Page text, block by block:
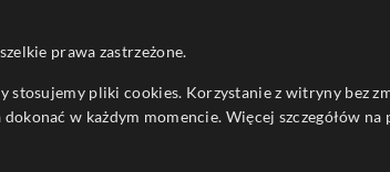
prawa zastrzeżone.
stosujemy pliki cookies. Korzystanie z witryny bez
w każdym momencie. Więcej szczegółów